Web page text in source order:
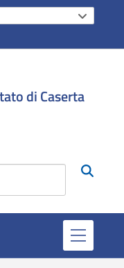
di Caserta